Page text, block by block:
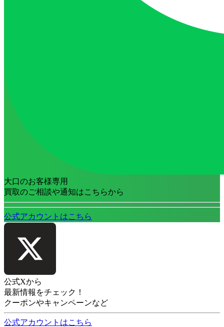
大口のお客様専用
買取のご相談や通知はこちらから
公式アカウントはこちら
公式Xから
最新情報をチェック！
クーポンやキャンペーンなど
公式アカウントはこちら